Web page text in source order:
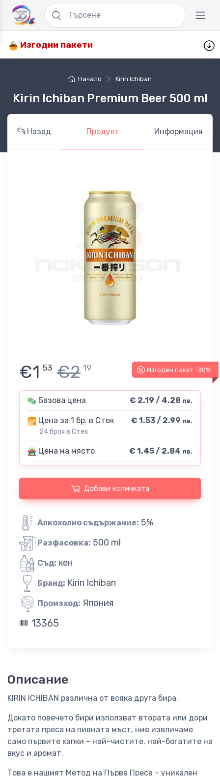
Изгодни пакети
Начало Kirin Ichiban
Kirin Ichiban Premium Beer 500 ml
Назад Продукт Информация
Изгоден пакет -30%
€1 53 €2 19
Базова цена € 2.19 / 4.28 лв.
Цена за 1 бр. в Стек
24 броя в Стек
€ 1.53 / 2.99 лв.
Цена на място € 1.45 / 2.84 лв.
Добави количката
Алкохолно съдържание: 5%
Разфасовка: 500 ml
Съд: кен
Бранд: Kirin Ichiban
Произход: Япония
13365
Описание
KIRIN ICHIBAN различна от всяка друга бира.
Докато повечето бири използват втората или дори
третата преса на пивната мъст, ние извличаме
само първите капки – най-чистите, най-богатите на
вкус и аромат.
Това е нашият Метод на Първа Преса – уникален